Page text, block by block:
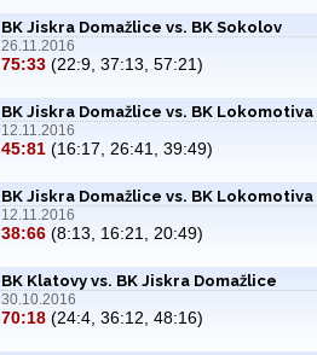
BK Jiskra Domažlice vs. BK Sokolov
26.11.2016
75:33 (22:9, 37:13, 57:21)
BK Jiskra Domažlice vs. BK Lokomotiva
12.11.2016
45:81 (16:17, 26:41, 39:49)
BK Jiskra Domažlice vs. BK Lokomotiva
12.11.2016
38:66 (8:13, 16:21, 20:49)
BK Klatovy vs. BK Jiskra Domažlice
30.10.2016
70:18 (24:4, 36:12, 48:16)